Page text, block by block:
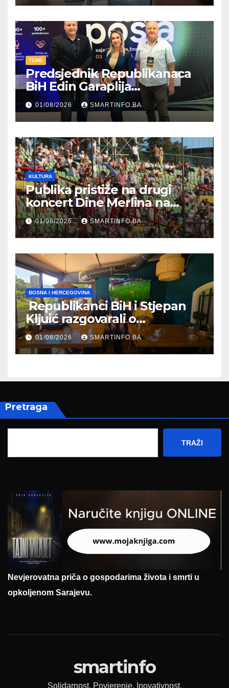
TEME
Predsjednik Republikanaca
BiH Edin Garaplija
prisustvovao prezentaciji
Federalnog sajma
zapošljavanja
01/08/2026 SMARTINFO.BA
KULTURA
Publika pristiže na drugi
koncert Dine Merlina na
Koševu
01/08/2026 SMARTINFO.BA
BOSNA I HERCEGOVINA
Republikanci BiH i Stjepan
Kljuić razgovarali o
evropskom putu Bosne i
Hercegovine
01/08/2026 SMARTINFO.BA
Pretraga
TRAŽI
Nevjerovatna priča o gospodarima života i smrti u
opkoljenom Sarajevu.
smartinfo
Solidarnost. Povjerenje. Inovativnost.